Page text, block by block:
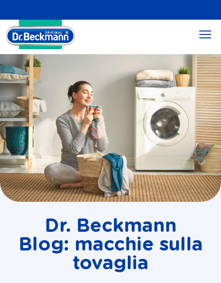
Dr. Beckmann
Blog: macchie sulla
tovaglia